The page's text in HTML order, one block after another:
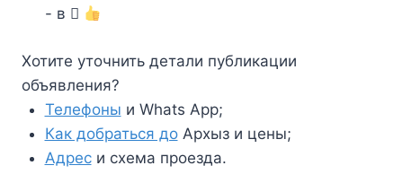
- в
Хотите уточнить детали публикации
объявления?
Телефоны и Whats App;
Как добраться доАрхыз и цены;
Адреси схема проезда.